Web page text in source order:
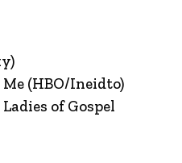
(HBO/Ineidto)
of Gospel